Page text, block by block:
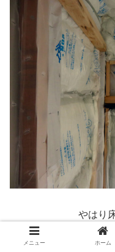
やはり
メニュー ホーム